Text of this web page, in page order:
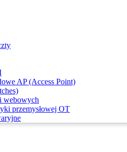
AP (Access Point)
webowych
przemysłowej OT